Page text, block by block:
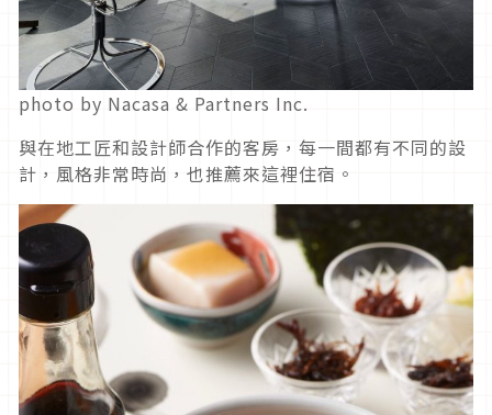
photo by Nacasa & Partners Inc.
與在地工匠和設計師合作的客房，每一間都有不同的設
計，風格非常時尚，也推薦來這裡住宿。